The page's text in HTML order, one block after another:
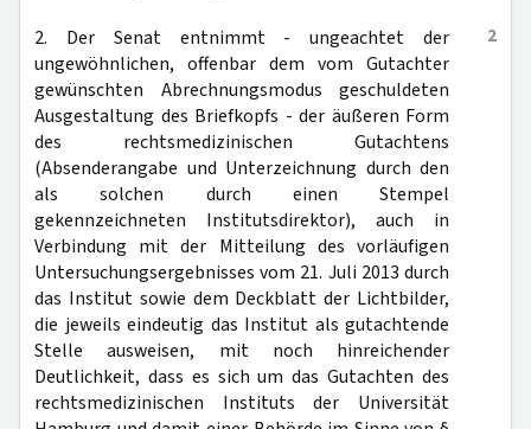
2
2. Der Senat entnimmt - ungeachtet der
ungewöhnlichen, offenbar dem vom Gutachter
gewünschten Abrechnungsmodus geschuldeten
Ausgestaltung des Briefkopfs - der äußeren Form
des rechtsmedizinischen Gutachtens
(Absenderangabe und Unterzeichnung durch den
als solchen durch einen Stempel
gekennzeichneten Institutsdirektor), auch in
Verbindung mit der Mitteilung des vorläufigen
Untersuchungsergebnisses vom 21. Juli 2013 durch
das Institut sowie dem Deckblatt der Lichtbilder,
die jeweils eindeutig das Institut als gutachtende
Stelle ausweisen, mit noch hinreichender
Deutlichkeit, dass es sich um das Gutachten des
rechtsmedizinischen Instituts der Universität